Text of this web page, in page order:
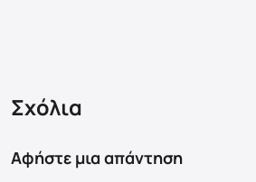
Σχόλια
Αφήστε μια απάντηση